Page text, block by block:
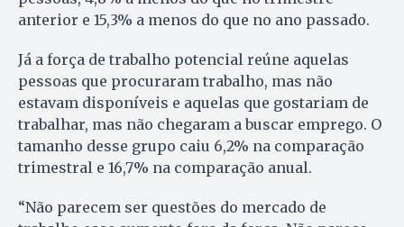
anterior e 15,3% a menos do que no ano passado.
Já a força de trabalho potencial reúne aquelas
pessoas que procuraram trabalho, mas não
estavam disponíveis e aquelas que gostariam de
trabalhar, mas não chegaram a buscar emprego. O
tamanho desse grupo caiu 6,2% na comparação
trimestral e 16,7% na comparação anual.
“Não parecem ser questões do mercado de